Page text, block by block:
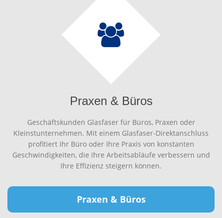
Praxen & Büros
Geschäftskunden Glasfaser für Büros, Praxen oder
Kleinstunternehmen. Mit einem Glasfaser-Direktanschluss
profitiert Ihr Büro oder Ihre Praxis von konstanten
Geschwindigkeiten, die Ihre Arbeitsabläufe verbessern und
Ihre Effizienz steigern können.
Praxen & Büros